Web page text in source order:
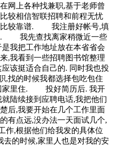
上各种找兼职,基于老师曾
较相信智联招聘和前程无忧
比较靠谱. 我注册好帐号,填
. 我先查找离家稍微近一些
我把工作地址放在本省省会
,我看到一些招聘图书馆整理
该挺适合自己的. 同时我也投
,找的时候我都选择包吃包住
家里住. 投好简历后. 我开
陆续接到应聘电话,我把他们
后,我要开始在几个工作里面
有点远,没办法一天面试几个,
作,根据他们给我发的具体位
的时候,家里人也是对我的安